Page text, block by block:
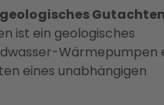
ist ein geologisches
Wärmepumpen
eines unabhängigen